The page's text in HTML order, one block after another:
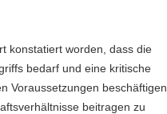
konstatiert worden, dass die
bedarf und eine kritische
Voraussetzungen beschäftigen
beitragen zu